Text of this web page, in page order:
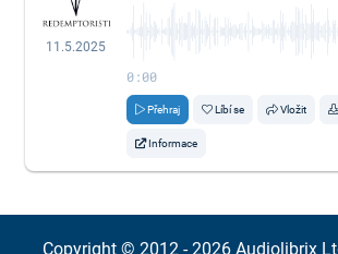
11.5.2025
0:00
Přehraj Líbí se Vložit
Informace
Copyright © 2012 - 2026 Audiolibrix